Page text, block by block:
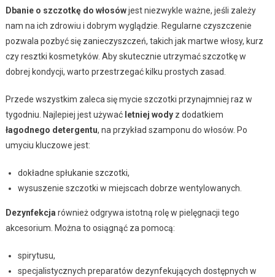
Dbanie o szczotkę do włosówjest niezwykle ważne, jeśli zależy
nam na ich zdrowiu i dobrym wyglądzie. Regularne czyszczenie
pozwala pozbyć się zanieczyszczeń, takich jak martwe włosy, kurz
czy resztki kosmetyków. Aby skutecznie utrzymać szczotkę w
dobrej kondycji, warto przestrzegać kilku prostych zasad.
Przede wszystkim zaleca się mycie szczotki przynajmniej raz w
tygodniu. Najlepiej jest używać letniej wodyz dodatkiem
łagodnego detergentu, na przykład szamponu do włosów. Po
umyciu kluczowe jest:
dokładne spłukanie szczotki,
wysuszenie szczotki w miejscach dobrze wentylowanych.
Dezynfekcja również odgrywa istotną rolę w pielęgnacji tego
akcesorium. Można to osiągnąć za pomocą:
spirytusu,
specjalistycznych preparatów dezynfekujących dostępnych w